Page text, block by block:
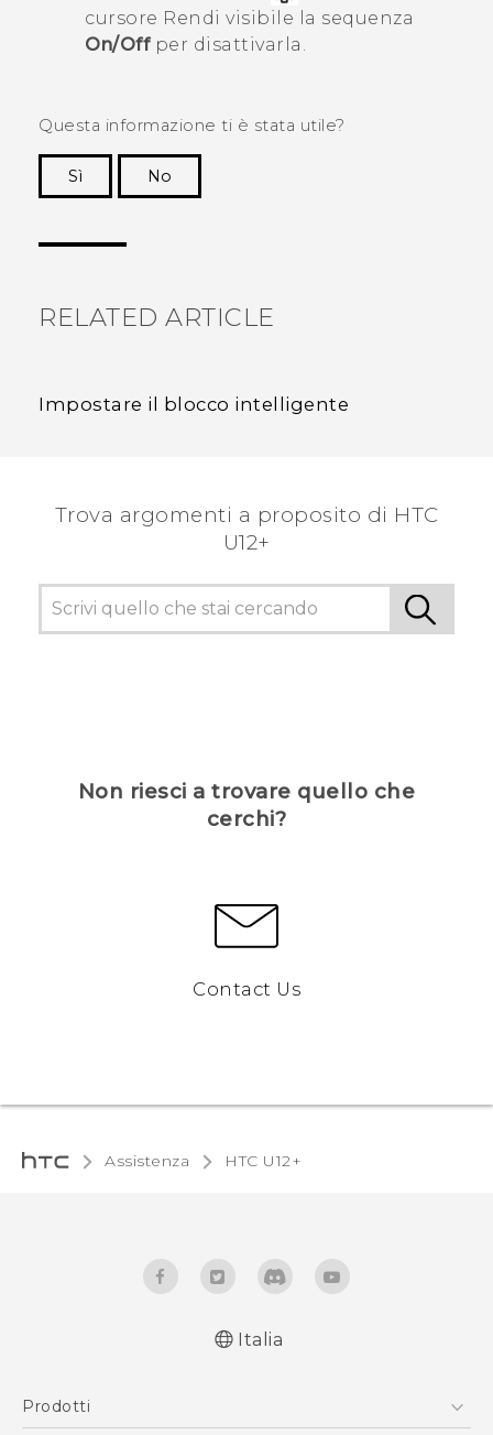
cursore Rendi visibile la sequenza
On/Offper disattivarla.
Questa informazione ti è stata utile?
Sì
No
RELATED ARTICLE
Impostare il blocco intelligente
Trova argomenti a proposito di HTC
U12+
Non riesci a trovare quello che
cerchi?
Contact Us
Assistenza HTC U12+‎
Italiano - Guida sulla sicurezza e sulla
Italia
Prodotti